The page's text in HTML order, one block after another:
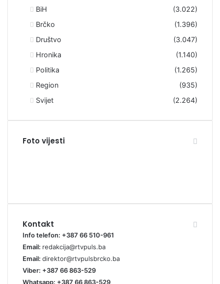
BiH
(3.022)
Brčko
(1.396)
Društvo
(3.047)
Hronika
(1.140)
Politika
(1.265)
Region
(935)
Svijet
(2.264)
Foto vijesti
Kontakt
Info telefon: +387 66 510-961
Email: redakcija@rtvpuls.ba
Email: direktor@rtvpulsbrcko.ba
Viber: +387 66 863-529
Whatsapp: +387 66 863-529